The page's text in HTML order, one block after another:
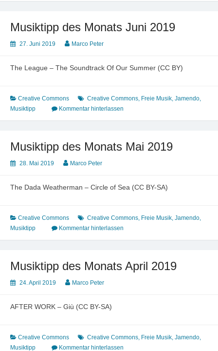
Musiktipp des Monats Juni 2019
27. Juni 2019 Marco Peter
The League – The Soundtrack Of Our Summer (CC BY)
Creative Commons Creative Commons, Freie Musik, Jamendo,
Musiktipp
Kommentar hinterlassen
Musiktipp des Monats Mai 2019
28. Mai 2019 Marco Peter
The Dada Weatherman – Circle of Sea (CC BY-SA)
Creative Commons Creative Commons, Freie Musik, Jamendo,
Musiktipp
Kommentar hinterlassen
Musiktipp des Monats April 2019
24. April 2019 Marco Peter
AFTER WORK – Giù (CC BY-SA)
Creative Commons Creative Commons, Freie Musik, Jamendo,
Musiktipp
Kommentar hinterlassen